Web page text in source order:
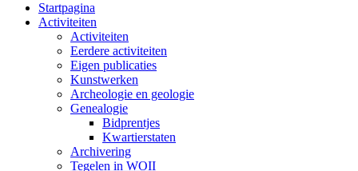
Startpagina
Activiteiten
Activiteiten
Eerdere activiteiten
Eigen publicaties
Kunstwerken
Archeologie en geologie
Genealogie
Bidprentjes
Kwartierstaten
Archivering
Tegelen in WOII